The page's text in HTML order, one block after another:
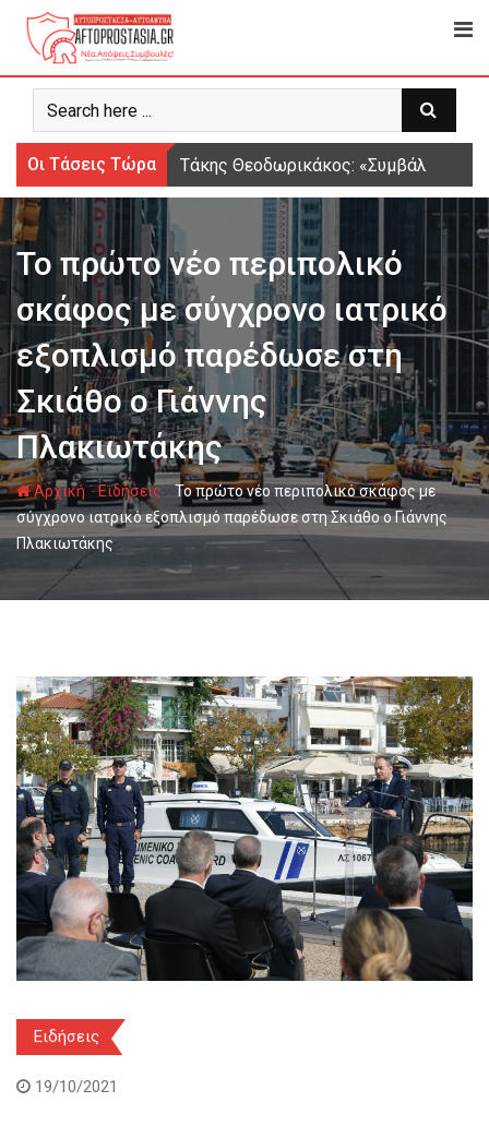
Ψάχνω
για...
Οι Τάσεις Τώρα Τάκης Θεοδωρικάκος: «Συμβάλλουμε
Το πρώτο νέο περιπολικό
σκάφος με σύγχρονο ιατρικό
εξοπλισμό παρέδωσε στη
Σκιάθο ο Γιάννης
Πλακιωτάκης
Αρχική -Ειδήσεις-Το πρώτο νέο περιπολικό σκάφος με
σύγχρονο ιατρικό εξοπλισμό παρέδωσε στη Σκιάθο ο Γιάννης
Πλακιωτάκης
Ειδήσεις
19/10/2021